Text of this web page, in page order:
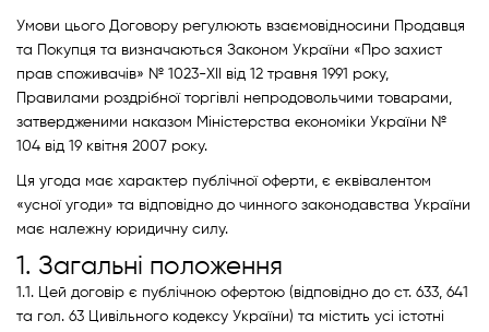
Духові шафи
Варильні поверхні
Мікрохвильові печі
Посудомийки
Сушильні машини
Умови цього Договору регулюють взаємовідносини Продавця
та Покупця та визначаються Законом України «Про захист
прав споживачів» № 1023-XII від 12 травня 1991 року,
Правилами роздрібної торгівлі непродовольчими товарами,
затвердженими наказом Міністерства економіки України №
104 від 19 квітня 2007 року.
Ця угода має характер публічної оферти, є еквівалентом
«усної угоди» та відповідно до чинного законодавства України
має належну юридичну силу.
1. Загальні положення
1.1. Цей договір є публічною офертою (відповідно до ст. 633, 641
та гол. 63 Цивільного кодексу України) та містить усі істотні